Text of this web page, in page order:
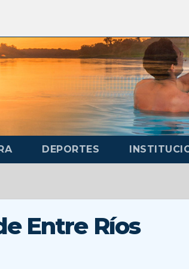
DEPORTES
Entre Ríos